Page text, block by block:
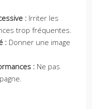
: Irriter les
trop fréquentes.
: Donner une image
: Ne pas